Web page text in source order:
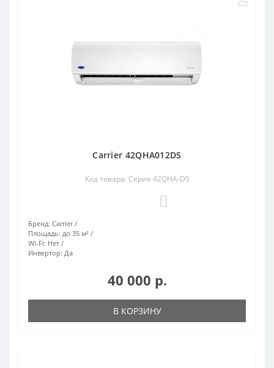
Carrier 42QHA012DS
Код товара: Серия 42QHA-DS
Бренд: Carrier
Площадь: до 35 м²
Wi-Fi: Нет
Инвертор: Да
40 000 р.
В КОРЗИНУ